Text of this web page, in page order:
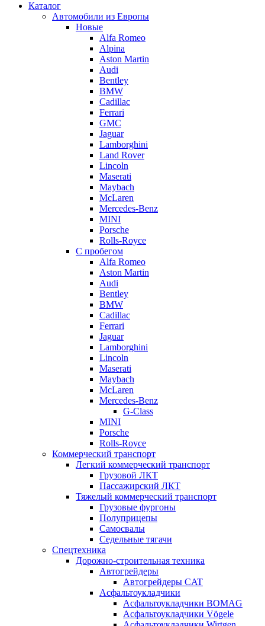
Каталог
Автомобили из Европы
Новые
Alfa Romeo
Alpina
Aston Martin
Audi
Bentley
BMW
Cadillac
Ferrari
GMC
Jaguar
Lamborghini
Land Rover
Lincoln
Maserati
Maybach
McLaren
Mercedes-Benz
MINI
Porsche
Rolls-Royce
С пробегом
Alfa Romeo
Aston Martin
Audi
Bentley
BMW
Cadillac
Ferrari
Jaguar
Lamborghini
Lincoln
Maserati
Maybach
McLaren
Mercedes-Benz
G-Class
MINI
Porsche
Rolls-Royce
Коммерческий транспорт
Легкий коммерческий транспорт
Грузовой ЛКТ
Пассажирский ЛКТ
Тяжелый коммерческий транспорт
Грузовые фургоны
Полуприцепы
Самосвалы
Седельные тягачи
Спецтехника
Дорожно-строительная техника
Автогрейдеры
Автогрейдеры CAT
Асфальтоукладчики
Асфальтоукладчики BOMAG
Асфальтоукладчики Vögele